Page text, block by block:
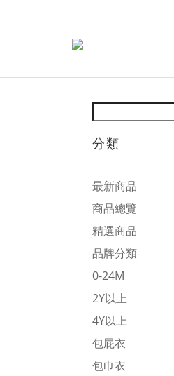
分類
最新商品
商品總覽
精選商品
品牌分類
0-24M
2Y以上
4Y以上
包屁衣
包巾衣